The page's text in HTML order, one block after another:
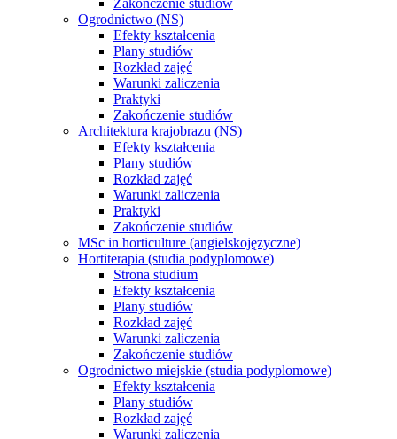
Ogrodnictwo (NS)
Efekty kształcenia
Plany studiów
Rozkład zajęć
Warunki zaliczenia
Praktyki
Zakończenie studiów
Architektura krajobrazu (NS)
Efekty kształcenia
Plany studiów
Rozkład zajęć
Warunki zaliczenia
Praktyki
Zakończenie studiów
MSc in horticulture (angielskojęzyczne)
Hortiterapia (studia podyplomowe)
Strona studium
Efekty kształcenia
Plany studiów
Rozkład zajęć
Warunki zaliczenia
Zakończenie studiów
Ogrodnictwo miejskie (studia podyplomowe)
Efekty kształcenia
Plany studiów
Rozkład zajęć
Warunki zaliczenia